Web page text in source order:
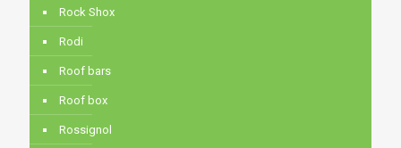
Rock Shox
Rodi
Roof bars
Roof box
Rossignol